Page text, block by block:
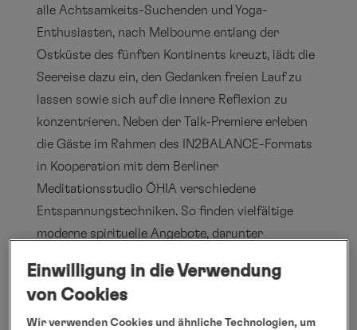
alle Achtsamkeits-Suchenden und Yoga-
Enthusiasten, nach Melbourne entlang der
Ostküste des fünften Kontinents kreuzt, lädt die
Seereise dazu ein, den Gedanken freien Lauf zu
lassen sowie sich auf die innere Reflexion zu
konzentrieren. Neben der Talk-Premiere erleben
die Gäste im Rahmen des IN2BALANCE-Formats
in Kooperation mit dem Berliner
Meditationsstudio ŌHIA verschiedene
Entspannungstechniken. So finden vielfältige
moderne spirituelle Angebote, darunter
Workshops statt.
Seereise EUX2426 exkl. An- und Abreisepaket
buchbar im PLATIN-Tarif ab 12.790 Euro pro
Einwilligung in die Verwendung
von Cookies
Wir verwenden Cookies und ähnliche Technologien, um